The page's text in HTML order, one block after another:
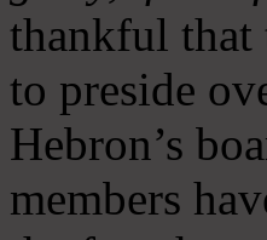
thankful that
to preside
Hebron’s
members